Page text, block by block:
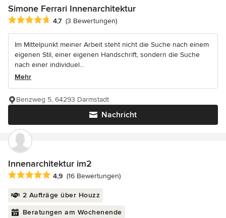
Simone Ferrari Innenarchitektur
Durchschnittliche Bewertung: 4.7 von 5 Sternen
4,7 (3 Bewertungen)
Im Mittelpunkt meiner Arbeit steht nicht die Suche nach einem
eigenen Stil, einer eigenen Handschrift, sondern die Suche
nach einer individuel...
Mehr
Nachricht
Benzweg 5, 64293 Darmstadt
Innenarchitektur im2
Durchschnittliche Bewertung: 4.9 von 5 Sternen
4,9 (16 Bewertungen)
2 Aufträge über Houzz
Beratungen am Wochenende